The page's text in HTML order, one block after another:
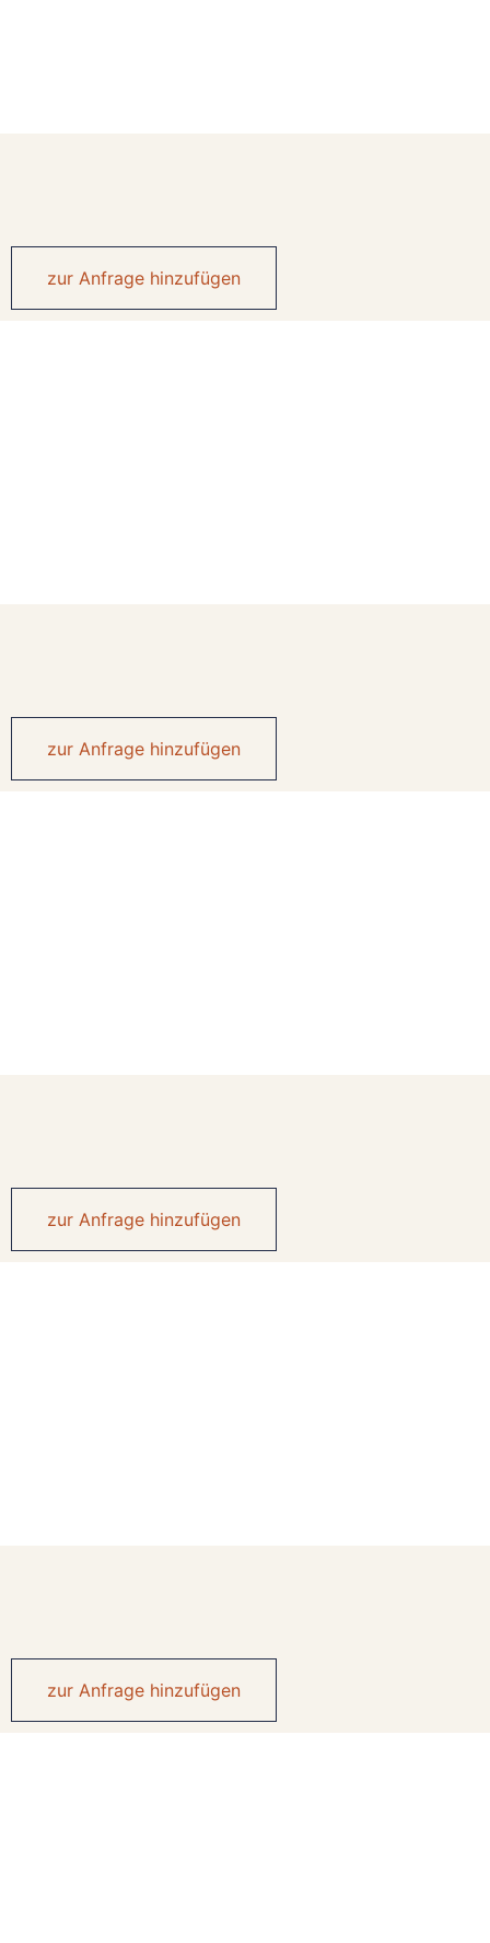
zur Anfrage hinzufügen
zur Anfrage hinzufügen
zur Anfrage hinzufügen
zur Anfrage hinzufügen